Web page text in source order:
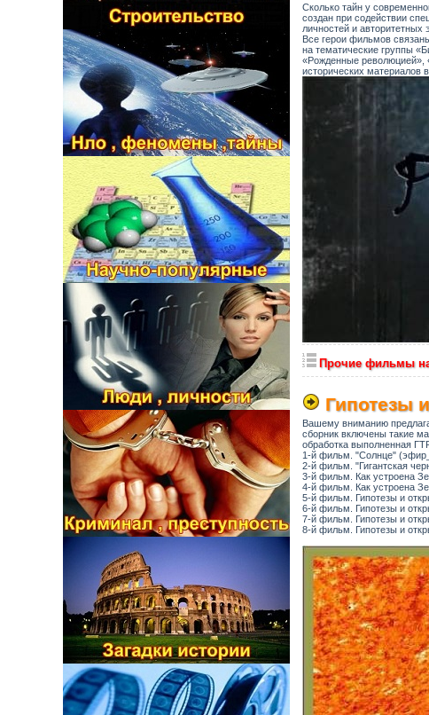
Сколько тайн у
создан при содействии
личностей и
Все герои фильмов
на тематические группы
«Рожденные революцией»,
исторических материалов
Прочие фильмы
Гипотезы
Вашему вниманию
сборник включены такие
обработка выполненная
1-й фильм. "Солнце"
2-й фильм. "Гигантская
3-й фильм. Как устроена
4-й фильм. Как устроена
5-й фильм. Гипотезы и
6-й фильм. Гипотезы и
7-й фильм. Гипотезы и
8-й фильм. Гипотезы и